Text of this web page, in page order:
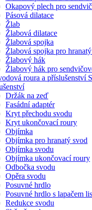
Okapový plech pro
Pásová dilatace
Žlab
Žlabová dilatace
Žlabová spojka
Žlabová spojka pro
Žlabový hák
Žlabový hák pro
Držák na zeď
Fasádní adaptér
Kryt přechodu svodu
Kryt ukončovací roury
Objímka
Objímka pro hranatý svod
Objímka svodu
Objímka ukončovací roury
Odbočka svodu
Opěra svodu
Posuvné hrdlo
Posuvné hrdlo s lapačem
Redukce svodu